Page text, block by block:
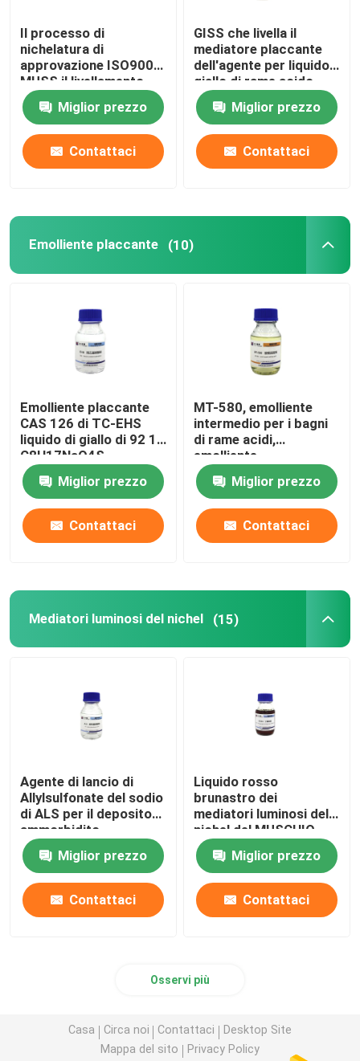
Il processo di
nichelatura di
approvazione ISO9001
MUSS il livellamento
l'agente e del
proiettoreMiglior prezzo
Contattaci
GISS che livella il
mediatore placcante
dell'agente per liquido
giallo di rame acido
Miglior prezzo
Contattaci
Emolliente placcante (10)
Emolliente placcante
CAS 126 di TC-EHS
liquido di giallo di 92 1
C8H17NaO4S
Miglior prezzo
Contattaci
MT-580, emolliente
intermedio per i bagni
di rame acidi,
emolliente
Miglior prezzo
Contattaci
Mediatori luminosi del nichel (15)
Agente di lancio di
Allylsulfonate del sodio
di ALS per il deposito
ammorbidito
eccellente
Miglior prezzo
Contattaci
Liquido rosso
brunastro dei
mediatori luminosi del
nichel del MUSCHIO
con buon riguardando
potereMiglior prezzo
Contattaci
Osservi più
Casa Circa noi Contattaci
Desktop Site
Mappa del sito
Privacy Policy